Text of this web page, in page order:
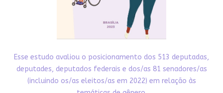
Esse estudo avaliou o posicionamento dos 513 deputadas,
deputades, deputados federais e dos/as 81 senadores/as
(incluindo os/as eleitos/as em 2022) em relação às